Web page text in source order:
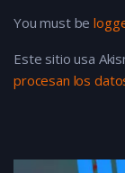
You must be
Este sitio usa
procesan los